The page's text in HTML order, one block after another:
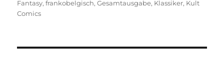
am
Fantasy,frankobelgisch,Gesamtausgabe, Klassiker, Kult
Comics